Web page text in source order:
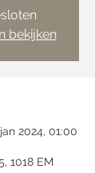
bekijken
2024, 01:00
1018 EM